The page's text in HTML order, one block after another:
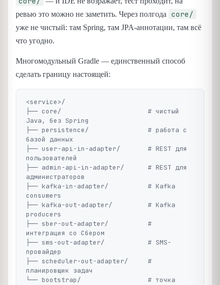
ревью это можно не заметить. Через полгода
core/
уже не чистый: там Spring, там JPA-аннотации, там всё
что угодно.
Многомодульный Gradle — единственный способ
сделать границу настоящей:
<service>/
├── core/                      # чистый
Java, без Spring
├── persistence/               # работа с
базой данных
├── user-api-in-adapter/       # REST для
пользователей
├── admin-api-in-adapter/      # REST для
администраторов
├── kafka-in-adapter/          # Kafka
consumers
├── kafka-out-adapter/         # Kafka
producers
├── sber-out-adapter/          #
интеграция со Сбером
├── sms-out-adapter/           # SMS-
провайдер
├── scheduler-out-adapter/     #
планировщик задач
└── bootstrap/                 # точка